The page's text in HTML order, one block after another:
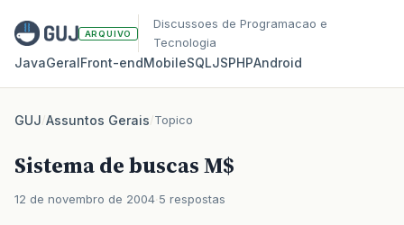
ARQUIVO
Discussoes de Programacao e
Tecnologia
JavaGeralFront‑endMobileSQLJSPHPAndroid
GUJ/Assuntos Gerais/Topico
Sistema de buscas M$
12 de novembro de 2004 5 respostas